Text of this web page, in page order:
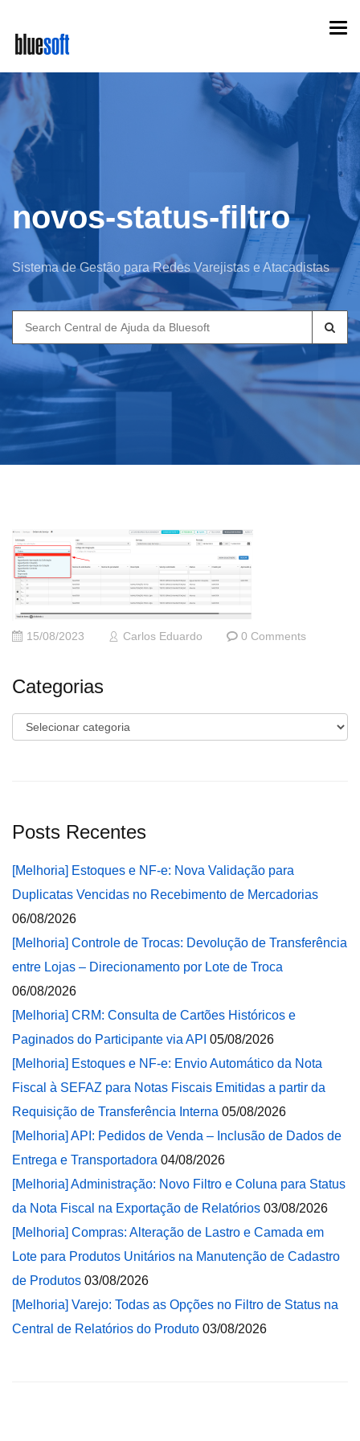
main
content
novos-status-filtro
Sistema de Gestão para Redes Varejistas e Atacadistas
Search
for:
15/08/2023 Carlos Eduardo 0 Comments
Categorias
Categorias
Posts Recentes
[Melhoria] Estoques e NF-e: Nova Validação para
Duplicatas Vencidas no Recebimento de Mercadorias
06/08/2026
[Melhoria] Controle de Trocas: Devolução de Transferência
entre Lojas – Direcionamento por Lote de Troca
06/08/2026
[Melhoria] CRM: Consulta de Cartões Históricos e
Paginados do Participante via API 05/08/2026
[Melhoria] Estoques e NF-e: Envio Automático da Nota
Fiscal à SEFAZ para Notas Fiscais Emitidas a partir da
Requisição de Transferência Interna 05/08/2026
[Melhoria] API: Pedidos de Venda – Inclusão de Dados de
Entrega e Transportadora 04/08/2026
[Melhoria] Administração: Novo Filtro e Coluna para Status
da Nota Fiscal na Exportação de Relatórios 03/08/2026
[Melhoria] Compras: Alteração de Lastro e Camada em
Lote para Produtos Unitários na Manutenção de Cadastro
de Produtos 03/08/2026
[Melhoria] Varejo: Todas as Opções no Filtro de Status na
Central de Relatórios do Produto 03/08/2026